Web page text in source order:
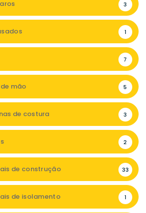
3
1
7
mão 5
de costura 3
2
de construção 33
de isolamento 1